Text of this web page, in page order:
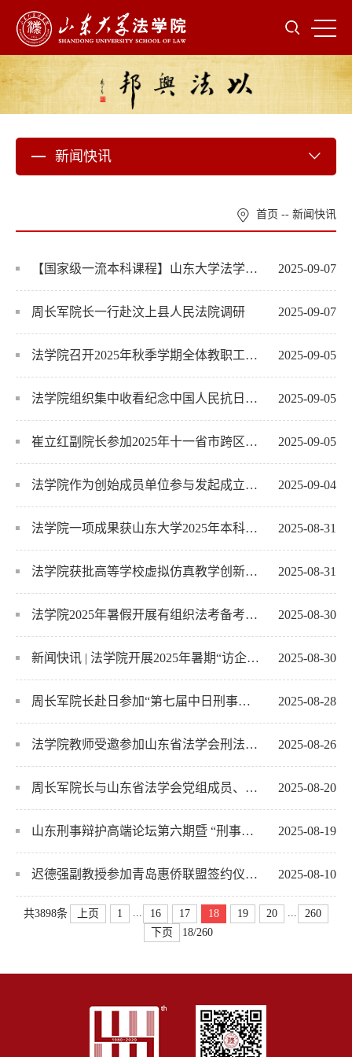
新闻快讯
首页 -- 新闻快讯
2025-09-07
【国家级一流本科课程】山东大学法学院《民事诉讼法》慕课第十二期上线啦！
2025-09-07
周长军院长一行赴汶上县人民法院调研
2025-09-05
法学院召开2025年秋季学期全体教职工大会
2025-09-05
法学院组织集中收看纪念中国人民抗日战争暨世界反法西斯战争胜利80周年大会
2025-09-05
崔立红副院长参加2025年十一省市跨区域专利转化运用对接暨山东省专利产业化推进活动
2025-09-04
法学院作为创始成员单位参与发起成立教育法学学科自主知识体系联盟
2025-08-31
法学院一项成果获山东大学2025年本科教学成果一等奖
2025-08-31
法学院获批高等学校虚拟仿真教学创新实验室项目
2025-08-30
法学院2025年暑假开展有组织法考备考工作
2025-08-30
新闻快讯 | 法学院开展2025年暑期“访企拓岗”促就业专项行动并走访校友
2025-08-28
周长军院长赴日参加“第七届中日刑事诉讼法国际研讨会”
2025-08-26
法学院教师受邀参加山东省法学会刑法学研究会2025年年会
2025-08-20
周长军院长与山东省法学会党组成员、专职副会长兼秘书长孟斌座谈
2025-08-19
山东刑事辩护高端论坛第六期暨 “刑事辩护视野中的趋利性司法问题”理论研讨会在青举办
2025-08-10
迟德强副教授参加青岛惠侨联盟签约仪式并做专题讲座
共3898条 上页 1 16 17 18 19 20
260
下页
18/260